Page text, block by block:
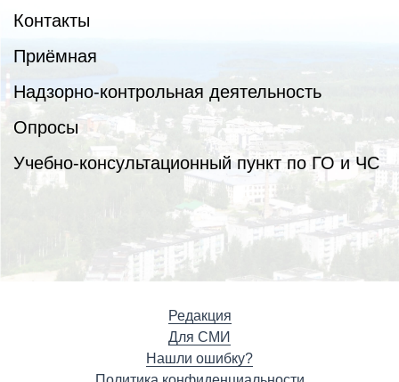
Контакты
Приёмная
Надзорно-контрольная деятельность
Опросы
Учебно-консультационный пункт по ГО и ЧС
Редакция
Для СМИ
Нашли ошибку?